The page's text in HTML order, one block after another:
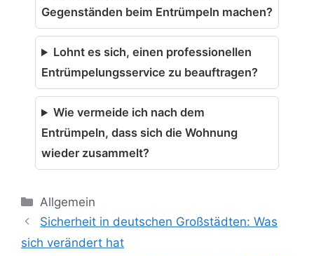
Gegenständen beim Entrümpeln machen?
Lohnt es sich, einen professionellen
Entrümpelungsservice zu beauftragen?
Wie vermeide ich nach dem
Entrümpeln, dass sich die Wohnung
wieder zusammelt?
Kategorien
Allgemein
Sicherheit in deutschen Großstädten: Was
sich verändert hat